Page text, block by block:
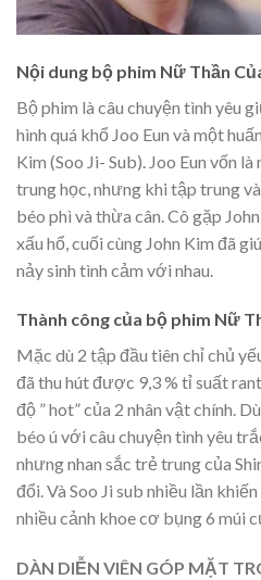
Nội dung bộ phim Nữ Thần
Bộ phim là câu chuyện tình yêu
hình quá khổ Joo Eun và một
Kim (Soo Ji- Sub). Joo Eun vốn
trung học, nhưng khi tập trung
béo phì và thừa cân. Cô gặp
xấu hổ, cuối cùng John Kim đã
nảy sinh tình cảm với nhau.
Thành công của bộ phim Nữ
Mặc dù 2 tập đầu tiên chỉ chủ
đã thu hút được 9,3 % tỉ suất
độ ” hot” của 2 nhân vật chính.
béo ú với câu chuyện tình yêu
nhưng nhan sắc trẻ trung của
đổi. Và Soo Ji sub nhiều lần
nhiều cảnh khoe cơ bụng 6 múi
DÀN DIỄN VIÊN GÓP MẶT